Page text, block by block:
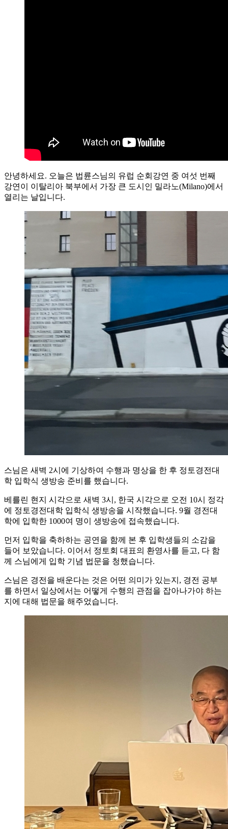
안녕하세요. 오늘은 법륜스님의 유럽 순회강연 중 여섯 번째
강연이 이탈리아 북부에서 가장 큰 도시인 밀라노(Milano)에서
열리는 날입니다.
스님은 새벽 2시에 기상하여 수행과 명상을 한 후 정토경전대
학 입학식 생방송 준비를 했습니다.
베를린 현지 시각으로 새벽 3시, 한국 시각으로 오전 10시 정각
에 정토경전대학 입학식 생방송을 시작했습니다. 9월 경전대
학에 입학한 1000여 명이 생방송에 접속했습니다.
먼저 입학을 축하하는 공연을 함께 본 후 입학생들의 소감을
들어 보았습니다. 이어서 정토회 대표의 환영사를 듣고, 다 함
께 스님에게 입학 기념 법문을 청했습니다.
스님은 경전을 배운다는 것은 어떤 의미가 있는지, 경전 공부
를 하면서 일상에서는 어떻게 수행의 관점을 잡아나가야 하는
지에 대해 법문을 해주었습니다.